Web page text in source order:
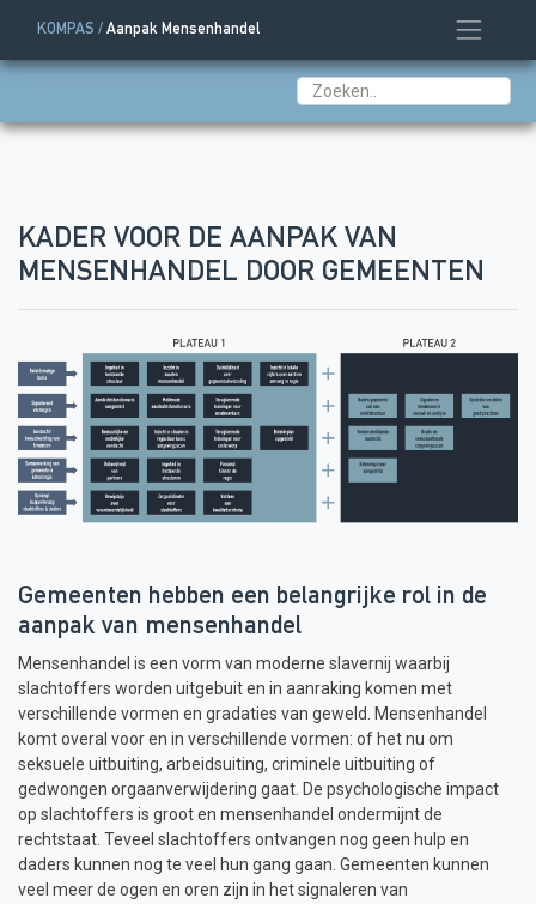
KOMPAS / Aanpak Mensenhandel
KADER VOOR DE AANPAK VAN
MENSENHANDEL DOOR GEMEENTEN
Gemeenten hebben een belangrijke rol in de
aanpak van mensenhandel
Mensenhandel is een vorm van moderne slavernij waarbij
slachtoffers worden uitgebuit en in aanraking komen met
verschillende vormen en gradaties van geweld. Mensenhandel
komt overal voor en in verschillende vormen: of het nu om
seksuele uitbuiting, arbeidsuiting, criminele uitbuiting of
gedwongen orgaanverwijdering gaat. De psychologische impact
op slachtoffers is groot en mensenhandel ondermijnt de
rechtstaat. Teveel slachtoffers ontvangen nog geen hulp en
daders kunnen nog te veel hun gang gaan. Gemeenten kunnen
veel meer de ogen en oren zijn in het signaleren van